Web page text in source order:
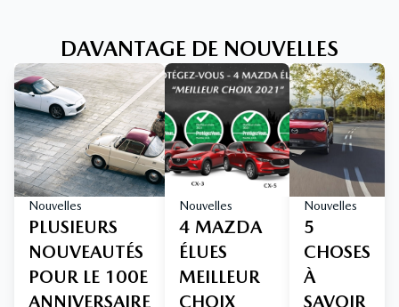
DAVANTAGE DE NOUVELLES
Nouvelles
PLUSIEURS
NOUVEAUTÉS
POUR LE 100E
ANNIVERSAIRE
Nouvelles
4 MAZDA
ÉLUES
MEILLEUR
CHOIX
Nouvelles
5
CHOSES
À
SAVOIR